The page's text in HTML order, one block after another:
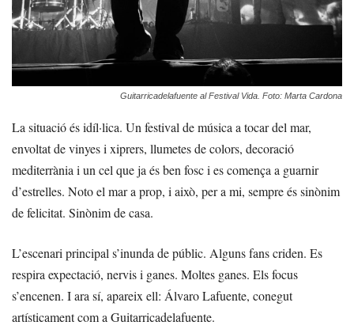
Guitarricadelafuente al Festival Vida. Foto: Marta Cardona
La situació és idíl·lica. Un festival de música a tocar del mar,
envoltat de vinyes i xiprers, llumetes de colors, decoració
mediterrània i un cel que ja és ben fosc i es comença a guarnir
d’estrelles. Noto el mar a prop, i això, per a mi, sempre és sinònim
de felicitat. Sinònim de casa.
L’escenari principal s’inunda de públic. Alguns fans criden. Es
respira expectació, nervis i ganes. Moltes ganes. Els focus
s’encenen. I ara sí, apareix ell: Álvaro Lafuente, conegut
artísticament com a Guitarricadelafuente.